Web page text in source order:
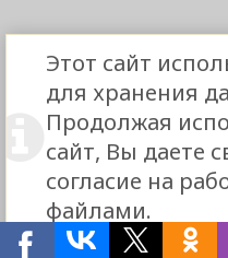
Этот сайт
для хранения
Продолжая
сайт, Вы даете
согласие на
файлами.